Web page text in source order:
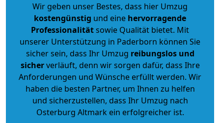
Wir geben unser Bestes, dass hier Umzug
kostengünstig und eine hervorragende
Professionalitätsowie Qualität bietet. Mit
unserer Unterstützung in Paderborn können Sie
sicher sein, dass Ihr Umzug reibungslos und
sicherverläuft, denn wir sorgen dafür, dass Ihre
Anforderungen und Wünsche erfüllt werden. Wir
haben die besten Partner, um Ihnen zu helfen
und sicherzustellen, dass Ihr Umzug nach
Osterburg Altmark ein erfolgreicher ist.